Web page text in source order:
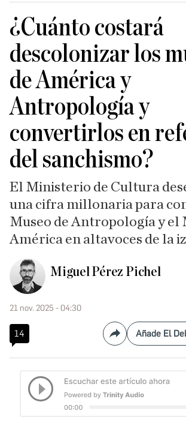
¿Cuánto costará
descolonizar los
de América y
Antropología y
convertirlos en
del sanchismo?
El Ministerio de Cultura
una cifra millonaria para
Museo de Antropología y el
América en altavoces de la
Miguel Pérez Pichel
21 nov. 2025 - 04:30
14 Compartir
Añade El